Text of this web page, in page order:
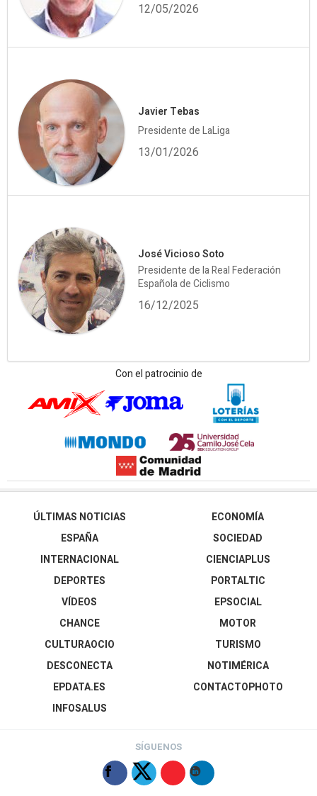
12/05/2026
Javier Tebas
Presidente de LaLiga
13/01/2026
José Vicioso Soto
Presidente de la Real Federación
Española de Ciclismo
16/12/2025
Con el patrocinio de
ÚLTIMAS NOTICIAS
ESPAÑA
INTERNACIONAL
DEPORTES
VÍDEOS
ECONOMÍA
SOCIEDAD
CIENCIAPLUS
PORTALTIC
EPSOCIAL
CHANCE
CULTURAOCIO
DESCONECTA
EPDATA.ES
INFOSALUS
MOTOR
TURISMO
NOTIMÉRICA
CONTACTOPHOTO
SÍGUENOS